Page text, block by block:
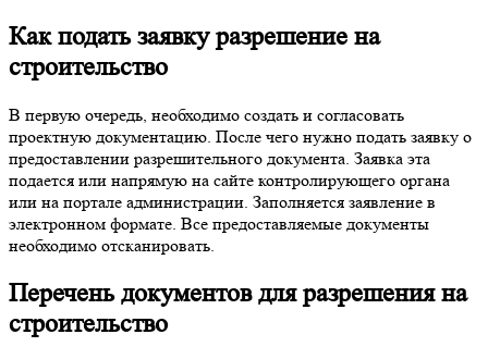
Как подать заявку разрешение на
строительство
В первую очередь, необходимо создать и согласовать
проектную документацию. После чего нужно подать заявку о
предоставлении разрешительного документа. Заявка эта
подается или напрямую на сайте контролирующего органа
или на портале администрации. Заполняется заявление в
электронном формате. Все предоставляемые документы
необходимо отсканировать.
Перечень документов для разрешения на
строительство